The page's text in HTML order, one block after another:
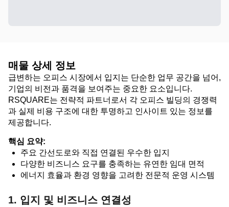
매물 상세 정보
급변하는 오피스 시장에서 입지는 단순한 업무 공간을 넘어,
기업의 비전과 품격을 보여주는 중요한 요소입니다.
RSQUARE는 전략적 파트너로서 각 오피스 빌딩의 경쟁력
과 실제 비용 구조에 대한 투명하고 인사이트 있는 정보를
제공합니다.
핵심 요약:
주요 간선도로와 직접 연결된 우수한 입지
다양한 비즈니스 요구를 충족하는 유연한 임대 면적
에너지 효율과 환경 영향을 고려한 전문적 운영 시스템
1. 입지 및 비즈니스 연결성